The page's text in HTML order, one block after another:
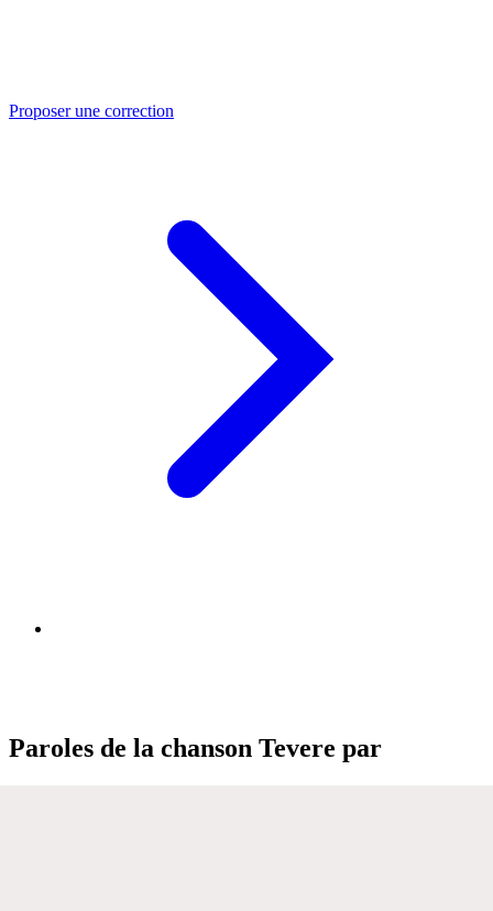
Proposer une correction
Paroles de la chanson Tevere par